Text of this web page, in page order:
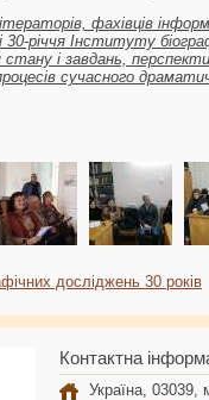
фахівців
30-річчя Інституту
стану і завдань,
сучасного
досліджень 30 років
Контактна
Україна, 03039,